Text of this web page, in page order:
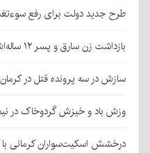
طرح جدید دولت برای رفع
بازداشت زن سارق و پسر ۱۲ ساله‌اش در کرمان
سازش در سه پرونده قتل در
وزش باد و خیزش گردوخاک در
درخشش اسکیت‌سواران کرمانی